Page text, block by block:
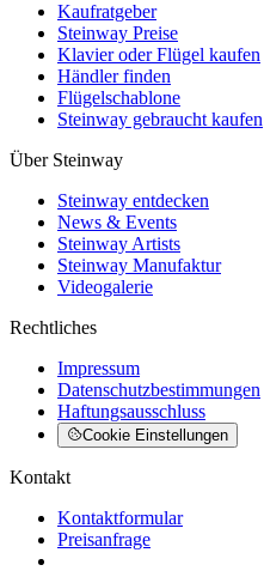
Kaufratgeber
Steinway Preise
Klavier oder Flügel kaufen
Händler finden
Flügelschablone
Steinway gebraucht kaufen
Über Steinway
Steinway entdecken
News & Events
Steinway Artists
Steinway Manufaktur
Videogalerie
Rechtliches
Impressum
Datenschutzbestimmungen
Haftungsausschluss
Cookie Einstellungen
Kontakt
Kontaktformular
Preisanfrage